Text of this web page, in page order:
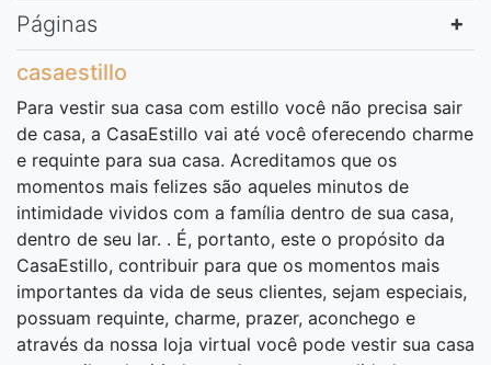
Páginas
casaestillo
Para vestir sua casa com estillo você não precisa sair
de casa, a CasaEstillo vai até você oferecendo charme
e requinte para sua casa. Acreditamos que os
momentos mais felizes são aqueles minutos de
intimidade vividos com a família dentro de sua casa,
dentro de seu lar. . É, portanto, este o propósito da
CasaEstillo, contribuir para que os momentos mais
importantes da vida de seus clientes, sejam especiais,
possuam requinte, charme, prazer, aconchego e
através da nossa loja virtual você pode vestir sua casa